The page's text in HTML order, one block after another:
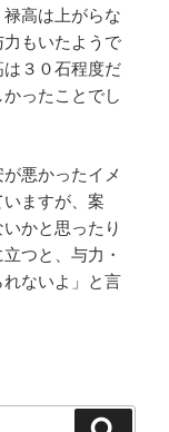
高は上がらな
もいたようで
３０石程度だ
ったことでし
悪かったイメ
ますが、案
かと思ったり
つと、与力・
ないよ」と言